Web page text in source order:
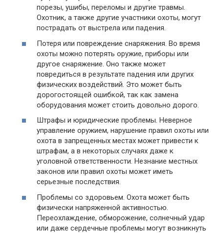
порезы, ушибы, переломы и другие травмы.
Охотник, а также другие участники охоты, могут
пострадать от выстрела или падения.
Потеря или повреждение снаряжения. Во время
охоты можно потерять оружие, приборы или
другое снаряжение. Оно также может
повредиться в результате падения или других
физических воздействий. Это может быть
дорогостоящей ошибкой, так как замена
оборудования может стоить довольно дорого.
Штрафы и юридические проблемы. Неверное
управление оружием, нарушение правил охоты или
охота в запрещенных местах может привести к
штрафам, а в некоторых случаях даже к
уголовной ответственности. Незнание местных
законов или правил охоты может иметь
серьезные последствия.
Проблемы со здоровьем. Охота может быть
физически напряженной активностью.
Переохлаждение, обморожение, солнечный удар
или даже сердечные проблемы могут возникнуть